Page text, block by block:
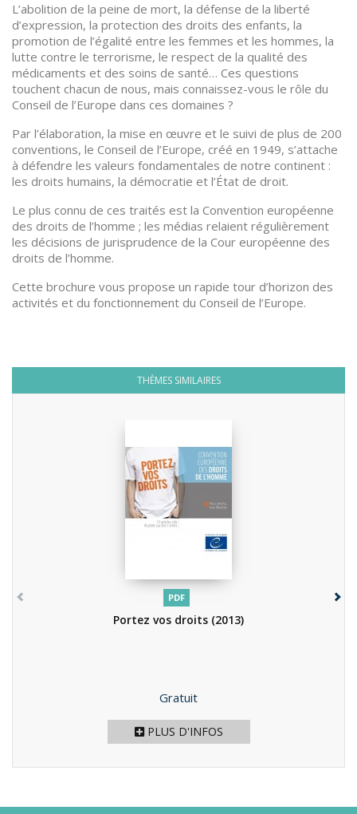
L’abolition de la peine de mort, la défense de la liberté
d’expression, la protection des droits des enfants, la
promotion de l’égalité entre les femmes et les hommes, la
lutte contre le terrorisme, le respect de la qualité des
médicaments et des soins de santé… Ces questions
touchent chacun de nous, mais connaissez-vous le rôle du
Conseil de l’Europe dans ces domaines ?
Par l’élaboration, la mise en œuvre et le suivi de plus de 200
conventions, le Conseil de l’Europe, créé en 1949, s’attache
à défendre les valeurs fondamentales de notre continent :
les droits humains, la démocratie et l’État de droit.
Le plus connu de ces traités est la Convention européenne
des droits de l’homme ; les médias relaient régulièrement
les décisions de jurisprudence de la Cour européenne des
droits de l’homme.
Cette brochure vous propose un rapide tour d’horizon des
activités et du fonctionnement du Conseil de l’Europe.
THÈMES SIMILAIRES
PDF
Portez vos droits (2013)
Prix
Gratuit
PLUS D'INFOS